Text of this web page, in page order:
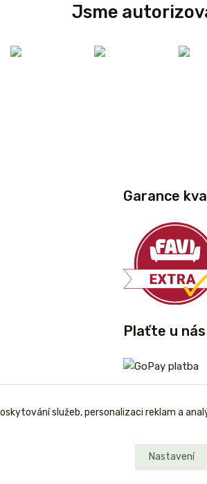
Jsme
Garance
Plaťte u
služeb, personalizaci reklam a
Nastavení